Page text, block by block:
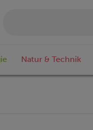
Natur & Technik